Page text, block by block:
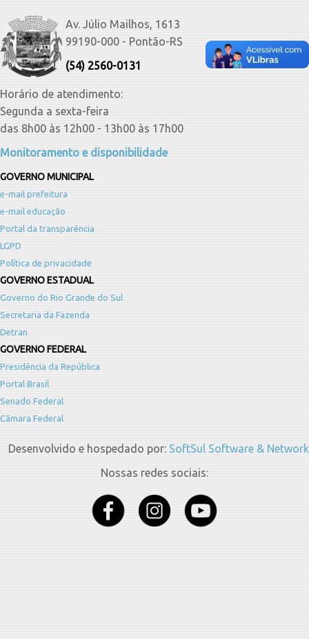
Av. Júlio Mailhos, 1613
99190-000 - Pontão-RS
(54) 2560-0131
Horário de atendimento:
Segunda a sexta-feira
das 8h00 às 12h00 - 13h00 às 17h00
Monitoramento e disponibilidade
GOVERNO MUNICIPAL
e-mail prefeitura
e-mail educação
Portal da transparência
LGPD
Política de privacidade
GOVERNO ESTADUAL
Governo do Rio Grande do Sul
Secretaria da Fazenda
Detran
GOVERNO FEDERAL
Presidência da República
Portal Brasil
Senado Federal
Câmara Federal
Desenvolvido e hospedado por: SoftSul Software & Network
Nossas redes sociais: